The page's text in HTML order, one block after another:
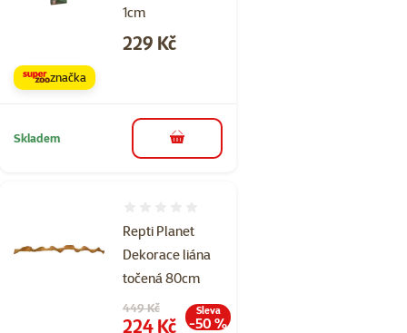
1cm
Cena
229 Kč
značka
Skladem do košíku
Repti Planet
Dekorace liána
točená 80cm
Původní cena
449 Kč
Cena
224 Kč
Sleva
-50 %